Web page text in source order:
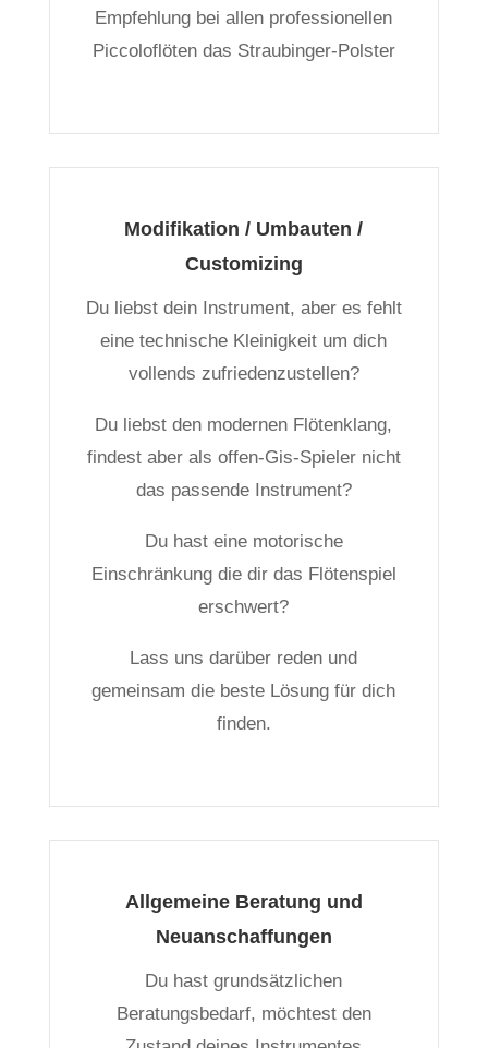
Empfehlung bei allen professionellen
Piccoloflöten das Straubinger-Polster
Modifikation / Umbauten /
Customizing
Du liebst dein Instrument, aber es fehlt
eine technische Kleinigkeit um dich
vollends zufriedenzustellen?
Du liebst den modernen Flötenklang,
findest aber als offen-Gis-Spieler nicht
das passende Instrument?
Du hast eine motorische
Einschränkung die dir das Flötenspiel
erschwert?
Lass uns darüber reden und
gemeinsam die beste Lösung für dich
finden.
Allgemeine Beratung und
Neuanschaffungen
Du hast grundsätzlichen
Beratungsbedarf, möchtest den